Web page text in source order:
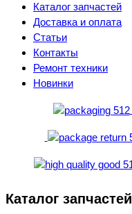
Каталог запчастей
Доставка и оплата
Статьи
Контакты
Ремонт техники
Новинки
Каталог запчастей